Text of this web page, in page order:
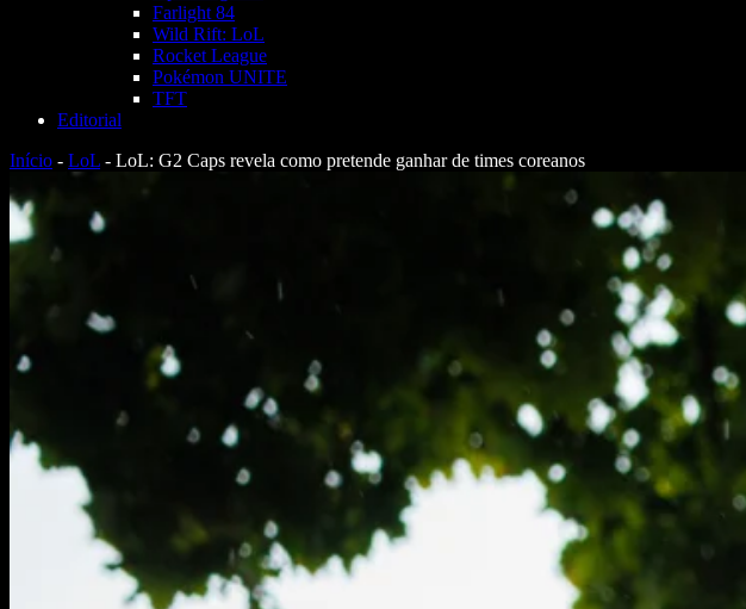
Farlight 84
Wild Rift: LoL
Rocket League
Pokémon UNITE
TFT
Editorial
Início - LoL - LoL: G2 Caps revela como pretende ganhar de times coreanos